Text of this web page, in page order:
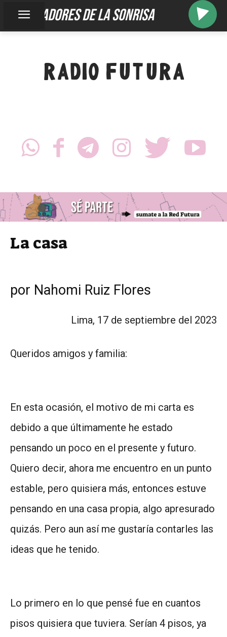
gladiadores de la sonrisa
RADIO FUTURA
La casa
por Nahomi Ruiz Flores
Lima, 17 de septiembre del 2023
Queridos amigos y familia:
En esta ocasión, el motivo de mi carta es
debido a que últimamente he estado
pensando un poco en el presente y futuro.
Quiero decir, ahora me encuentro en un punto
estable, pero quisiera más, entonces estuve
pensando en una casa propia, algo apresurado
quizás. Pero aun así me gustaría contarles las
ideas que he tenido.
Lo primero en lo que pensé fue en cuantos
pisos quisiera que tuviera. Serían 4 pisos, ya